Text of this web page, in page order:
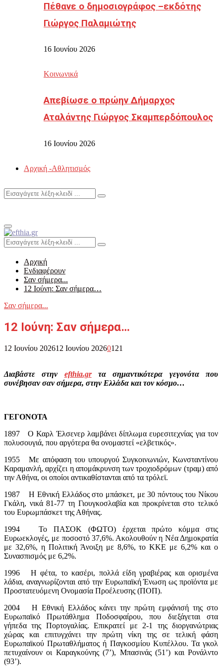
Πέθανε ο δημοσιογράφος –εκδότης
Γιώργος Παλαμιώτης
16 Ιουνίου 2026
Κοινωνικά
Απεβίωσε ο πρώην Δήμαρχος
Αταλάντης Γιώργος Σκαμπερδόπουλος
16 Ιουνίου 2026
Αρχική -Αθλητισμός
Search
Search
Primary
Menu
Search
for:
Search
Αρχική
Ενδιαφέρουν
Σαν σήμερα...
12 Ιούνη: Σαν σήμερα…
Σαν σήμερα...
12 Ιούνη: Σαν σήμερα…
12 Ιουνίου 202612 Ιουνίου 20260121
Διαβάστε στην efthia.grτα σημαντικότερα γεγονότα που
συνέβησαν σαν σήμερα, στην Ελλάδα και τον κόσμο…
ΓΕΓΟΝΟΤΑ
1897 Ο Καρλ Έλσενερ λαμβάνει δίπλωμα ευρεσιτεχνίας για τον
πολυσουγιά, που αργότερα θα ονομαστεί «ελβετικός».
1955 Με απόφαση του υπουργού Συγκοινωνιών, Κωνσταντίνου
Καραμανλή, αρχίζει η απομάκρυνση των τροχιοδρόμων (τραμ) από
την Αθήνα, οι οποίοι αντικαθίστανται από τα τρόλεϊ.
1987 Η Εθνική Ελλάδος στο μπάσκετ, με 30 πόντους του Νίκου
Γκάλη, νικά 81-77 τη Γιουγκοσλαβία και προκρίνεται στο τελικό
του Ευρωμπάσκετ της Αθήνας.
1994 Το ΠΑΣΟΚ (ΦΩΤΟ) έρχεται πρώτο κόμμα στις
Ευρωεκλογές, με ποσοστό 37,6%. Ακολουθούν η Νέα Δημοκρατία
με 32,6%, η Πολιτική Άνοιξη με 8,6%, το ΚΚΕ με 6,2% και ο
Συνασπισμός με 6,2%.
1996 Η φέτα, το κασέρι, πολλά είδη γραβιέρας και ορισμένα
λάδια, αναγνωρίζονται από την Ευρωπαϊκή Ένωση ως προϊόντα με
Προστατευόμενη Ονομασία Προέλευσης (ΠΟΠ).
2004 Η Εθνική Ελλάδος κάνει την πρώτη εμφάνισή της στο
Ευρωπαϊκό Πρωτάθλημα Ποδοσφαίρου, που διεξάγεται στα
γήπεδα της Πορτογαλίας. Επικρατεί με 2-1 της διοργανώτριας
χώρας και επιτυγχάνει την πρώτη νίκη της σε τελική φάση
Ευρωπαϊκού Πρωταθλήματος ή Παγκοσμίου Κυπέλλου. Τα γκολ
πετυχαίνουν οι Καραγκούνης (7’), Μπασινάς (51’) και Ρονάλντο
(93’).